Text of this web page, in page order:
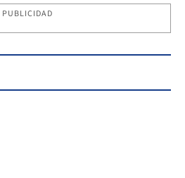
PUBLICIDAD